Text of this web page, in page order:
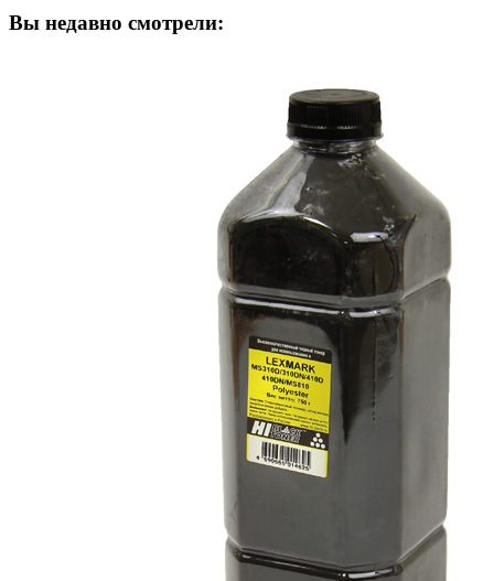
Вы недавно смотрели: